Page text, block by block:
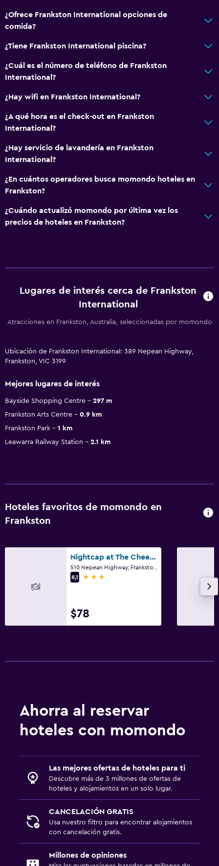
¿Ofrece Frankston International opciones de
comida?
¿Tiene Frankston International piscina?
¿Cuál es el número de teléfono de Frankston
International?
¿Hay wifi en Frankston International?
¿A qué hora es el check-out en Frankston
International?
¿Hay servicio de lavandería en Frankston
International?
¿En cuántos operadores busca momondo hoteles en
Frankston?
¿Cuándo actualizó momondo por última vez los
precios de hoteles en Frankston?
Lugares de interés cerca de Frankston
International
Atracciones en Frankston, Australia, seleccionadas por momondo
Ubicación de Frankston International: 389 Nepean Highway,
Frankston, VIC 3199
Mejores lugares de interés
Bayside Shopping Centre
297 m
Frankston Arts Centre
0.9 km
Frankston Park
1 km
Leawarra Railway Station
2.1 km
Hoteles favoritos de momondo en
Frankston
Nightcap at The Cheeky Squire
8,1
3 estrellas
$78
Ahorra al reservar
hoteles con momondo
Las mejores ofertas de hoteles para ti
Descubre más de 3 millones de ofertas de
hoteles y alojamientos en un solo lugar.
CANCELACIÓN GRATIS
Usa nuestro filtro para encontrar alojamientos
con cancelación gratis.
Millones de opiniones